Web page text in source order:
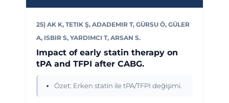
25) AK K, TETIK Ş, ADADEMIR T, GÜRSU Ö, GÜLER
A, ISBIR S, YARDIMCI T, ARSAN S.
Impact of early statin therapy on
tPA and TFPI after CABG.
Özet: Erken statin ile tPA/TFPI değişimi.